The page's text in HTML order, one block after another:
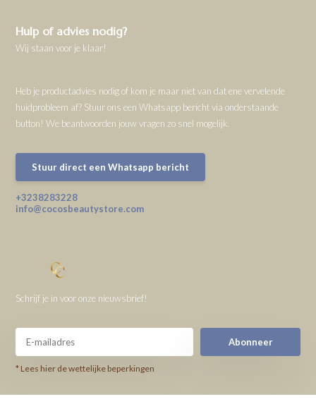
Hulp of advies nodig?
Wij staan voor je klaar!
Heb je productadvies nodig of kom je maar niet van dat ene vervelende
huidprobleem af? Stuur ons een Whatsapp bericht via onderstaande
button! We beantwoorden jouw vragen zo snel mogelijk.
Stuur direct een Whatsapp bericht
+3238283228
info@cocosbeautystore.com
Schrijf je in voor onze nieuwsbrief!
Abonneer
* Lees hier de wettelijke beperkingen